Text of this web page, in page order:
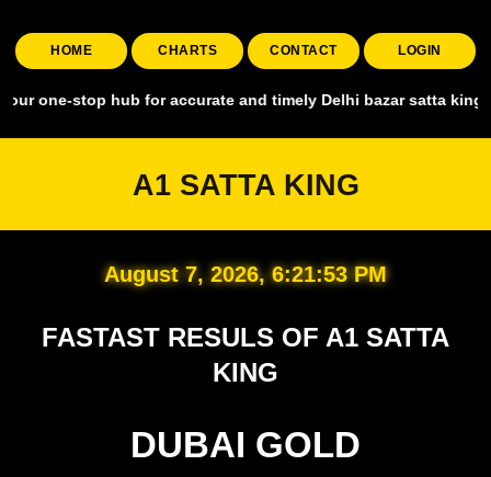
HOME CHARTS CONTACT LOGIN
stop hub for accurate and timely Delhi bazar satta king,
A1 SATTA KING
August 7, 2026, 6:21:54 PM
FASTAST RESULS OF A1 SATTA
KING
DUBAI GOLD